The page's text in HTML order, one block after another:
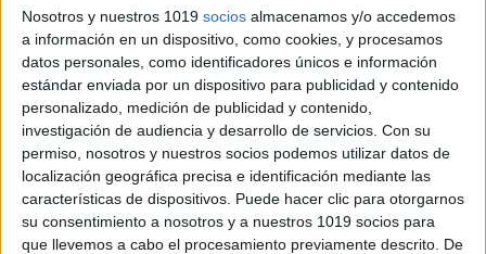
Nosotros y nuestros 1019 socios almacenamos y/o accedemos
a información en un dispositivo, como cookies, y procesamos
datos personales, como identificadores únicos e información
estándar enviada por un dispositivo para publicidad y contenido
personalizado, medición de publicidad y contenido,
investigación de audiencia y desarrollo de servicios. Con su
permiso, nosotros y nuestros socios podemos utilizar datos de
localización geográfica precisa e identificación mediante las
características de dispositivos. Puede hacer clic para otorgarnos
su consentimiento a nosotros y a nuestros 1019 socios para
que llevemos a cabo el procesamiento previamente descrito. De
VALES Y CUPONES PARA DAR
ABRAZOS. DÍA DEL ABRAZO
Publicado el 19 enero, 2024
¡Bienvenidos a una nueva entrada en nuestro querido
blog de Orientación Andujar! Hoy os traemos una idea
tierna y significativa, perfecta para fomentar el cariño y